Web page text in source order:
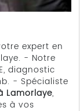
expert en
- Notre
diagnostic
- Spécialiste
Lamorlaye,
à vos